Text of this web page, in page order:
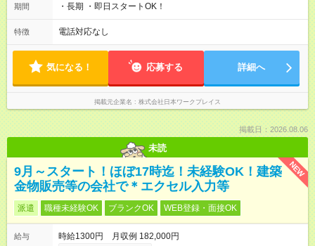
期間 ・長期 ・即日スタートOK！
特徴 電話対応なし
気になる！ 応募する 詳細へ
掲載元企業名 株式会社日本ワークプレイス
掲載日：2026.08.06
未読
NEW
9月～スタート！ほぼ17時迄！未経験OK！建築
金物販売等の会社で＊エクセル入力等
派遣 職種未経験OK ブランクOK WEB登録・面接OK
給与
時給1300円 月収例 182,000円